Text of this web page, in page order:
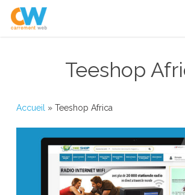
Skip
Teeshop
Accueil » Teeshop Africa